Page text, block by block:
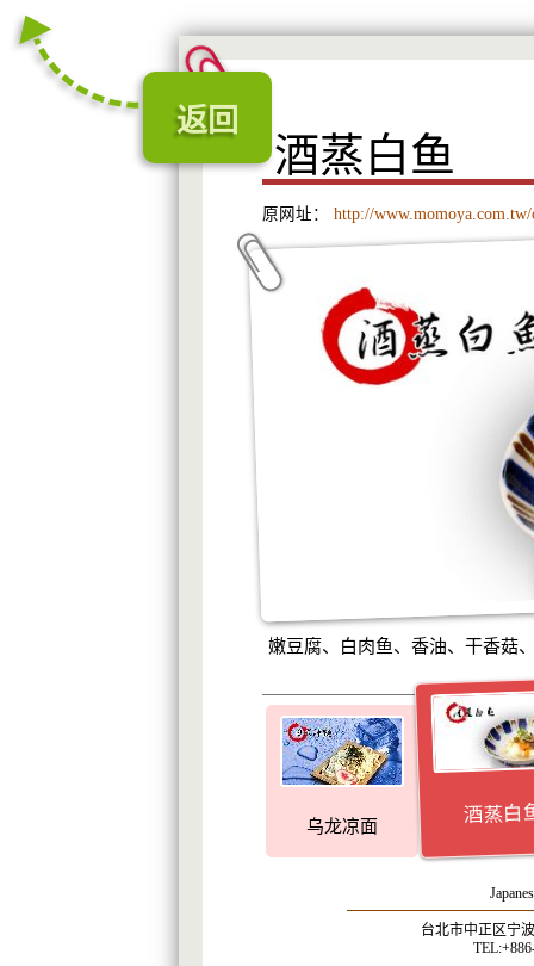
酒蒸白鱼
原网址： http://
嫩豆腐、白肉鱼、香油、干香菇
乌龙凉面
酒蒸白
台北市中正区宁
返回